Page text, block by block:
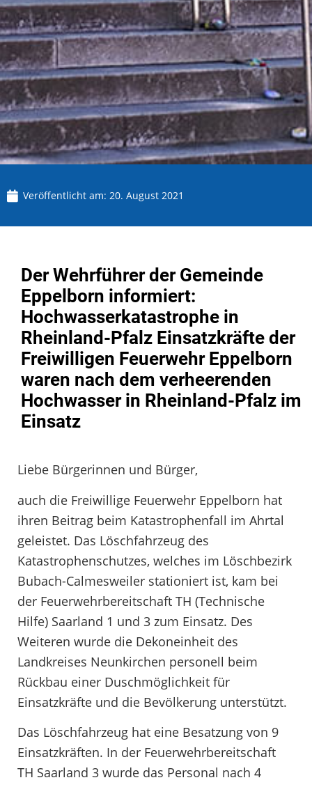
Veröffentlicht am: 20. August 2021
Der Wehrführer der Gemeinde
Eppelborn informiert:
Hochwasserkatastrophe in
Rheinland-Pfalz Einsatzkräfte der
Freiwilligen Feuerwehr Eppelborn
waren nach dem verheerenden
Hochwasser in Rheinland-Pfalz im
Einsatz
Liebe Bürgerinnen und Bürger,
auch die Freiwillige Feuerwehr Eppelborn hat
ihren Beitrag beim Katastrophenfall im Ahrtal
geleistet. Das Löschfahrzeug des
Katastrophenschutzes, welches im Löschbezirk
Bubach-Calmesweiler stationiert ist, kam bei
der Feuerwehrbereitschaft TH (Technische
Hilfe) Saarland 1 und 3 zum Einsatz. Des
Weiteren wurde die Dekoneinheit des
Landkreises Neunkirchen personell beim
Rückbau einer Duschmöglichkeit für
Einsatzkräfte und die Bevölkerung unterstützt.
Das Löschfahrzeug hat eine Besatzung von 9
Einsatzkräften. In der Feuerwehrbereitschaft
TH Saarland 3 wurde das Personal nach 4